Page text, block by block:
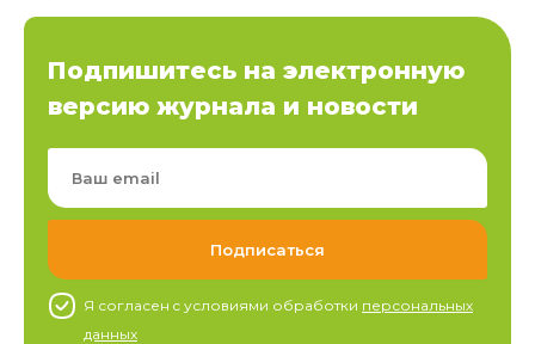
Подпишитесь на электронную
версию журнала и новости
Я согласен c условиями обработки персональных
данных